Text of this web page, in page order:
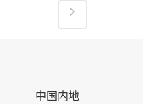
中国内地